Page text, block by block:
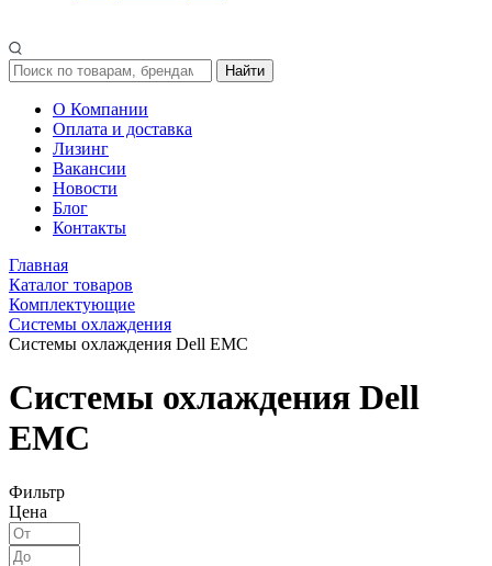
Найти
О Компании
Оплата и доставка
Лизинг
Вакансии
Новости
Блог
Контакты
Главная
Каталог товаров
Комплектующие
Системы охлаждения
Системы охлаждения Dell EMC
Системы охлаждения Dell
EMC
Фильтр
Цена